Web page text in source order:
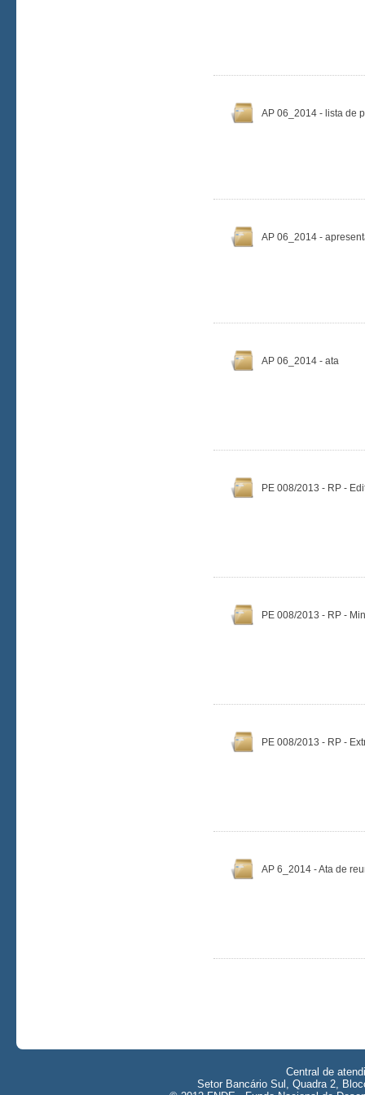
AP 06_2014 - lista de
AP 06_2014 -
AP 06_2014 - ata
PE 008/2013 - RP -
PE 008/2013 - RP -
PE 008/2013 - RP -
AP 6_2014 - Ata de
Central de
Setor Bancário Sul, Quadra 2,